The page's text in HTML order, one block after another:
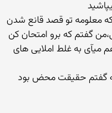
که معلومه تو قصد قانع شدن
گفتم که برو امتحان کن
ميآی به غلط املايی های
گفتم حقيقت محض بود